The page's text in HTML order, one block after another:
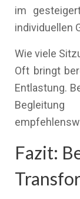
im
individuellen
Wie viele
Oft bringt
Entlastung.
Fazit: